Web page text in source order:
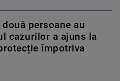
persoane au
cazurilor a ajuns la
împotriva